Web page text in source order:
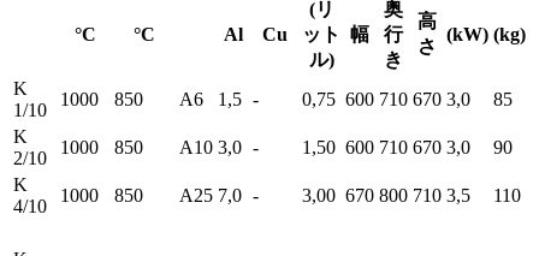
°C °C Al Cu
(リ
ット
ル)
幅
奥
行
き
高
さ
(kW) (kg)
K
1/10
1000 850 A6 1,5 - 0,75 600 710 670 3,0
85
K
2/10
1000 850 A10 3,0 - 1,50 600 710 670 3,0
90
K
4/10
1000 850 A25 7,0 - 3,00 670 800 710 3,5 110